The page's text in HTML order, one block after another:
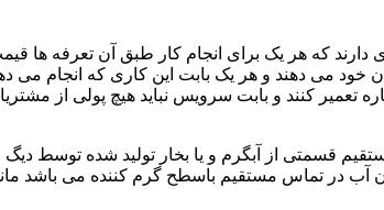
که هر یک برای انجام کار طبق آن تعرفه ها
خود می دهند و هر یک بابت این کاری که انجام می
کنند و بابت سرویس نباید هیچ پولی از
از آبگرم و یا بخار تولید شده توسط دیگ
تماس مستقیم باسطح گرم کننده می باشد